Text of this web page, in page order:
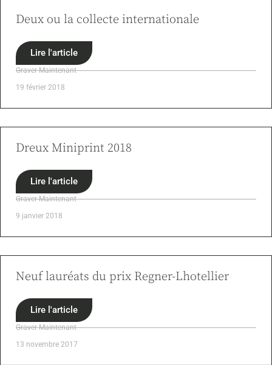
Deux ou la collecte internationale
Lire l'article
Graver Maintenant
19 février 2018
Dreux Miniprint 2018
Lire l'article
Graver Maintenant
9 janvier 2018
Neuf lauréats du prix Regner-Lhotellier
Lire l'article
Graver Maintenant
13 novembre 2017